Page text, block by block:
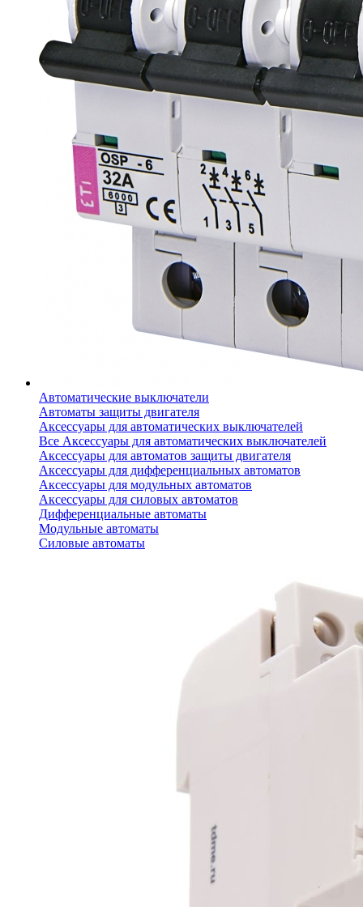
Автоматические выключатели
Автоматы защиты двигателя
Аксессуары для автоматических выключателей
Все Аксессуары для автоматических выключателей
Аксессуары для автоматов защиты двигателя
Аксессуары для дифференциальных автоматов
Аксессуары для модульных автоматов
Аксессуары для силовых автоматов
Дифференциальные автоматы
Модульные автоматы
Силовые автоматы